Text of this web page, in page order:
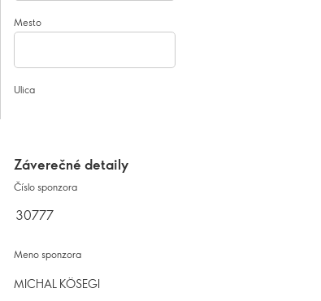
Mesto
Ulica
Záverečné detaily
Číslo sponzora
Meno sponzora
MICHAL KÖSEGI